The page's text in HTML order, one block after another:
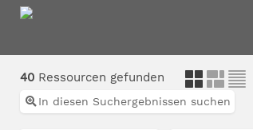
40 Ressourcen gefunden
In diesen Suchergebnissen suchen